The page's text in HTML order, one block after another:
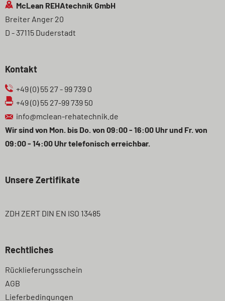
McLean REHAtechnik GmbH
Breiter Anger 20
D - 37115 Duderstadt
Kontakt
+49 (0) 55 27 - 99 739 0
+49 (0) 55 27-99 739 50
info@mclean-rehatechnik.de
Wir sind von Mon. bis Do. von 09:00 - 16:00 Uhr und Fr. von
09:00 - 14:00 Uhr telefonisch erreichbar.
Unsere Zertifikate
ZDH ZERT DIN EN ISO 13485
Rechtliches
Navigation
überspringen
Rücklieferungsschein
AGB
Lieferbedingungen